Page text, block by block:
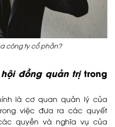
công ty cổ phần?
đồng quản trịtrong
là cơ quan quản lý của
việc đưa ra các quyết
quyền và nghĩa vụ của